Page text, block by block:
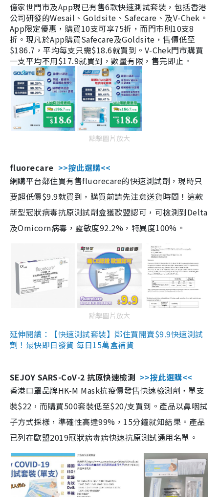
億家世門市及App現已有售6款快速測試套裝，包括香港
公司研發的Wesail、Goldsite、Safecare、及V-Chek。
App限定優惠，購買10支可享75折，而門市則10支8
折。現凡於App購買Safecare及Goldsite，售價低至
$186.7，平均每支只需$18.6就買到。V-Chek門市購買
一支平均不用$17.9就買到，數量有限，售完即止。
點擊圖片放大
fluorecare >>按此選購<<
網購平台鄰住買有售fluorecare的快速測試劑，現時只
要超低價$9.9就買到，購買前請先注意送貨時間！這款
新型冠狀病毒抗原測試劑盒獲歐盟認可，可檢測到Delta
及Omicorn病毒，靈敏度92.2%，特異度100%。
點擊圖片放大
延伸閱讀：【快速測試套裝】鄰住買開賣$9.9快速測試
劑！最快即日發貨 每日15萬盒補貨
SEJOY SARS-CoV-2 抗原快速檢測 >>按此選購<<
香港口罩品牌HK-M Mask抗疫價發售快速檢測劑，單支
裝$22，而購買500套裝低至$20/支買到。產品以鼻咽拭
子方式採樣，準確性高達99%，15分鐘就知結果。產品
已列在歐盟2019冠狀病毒病快速抗原測試通用名單。